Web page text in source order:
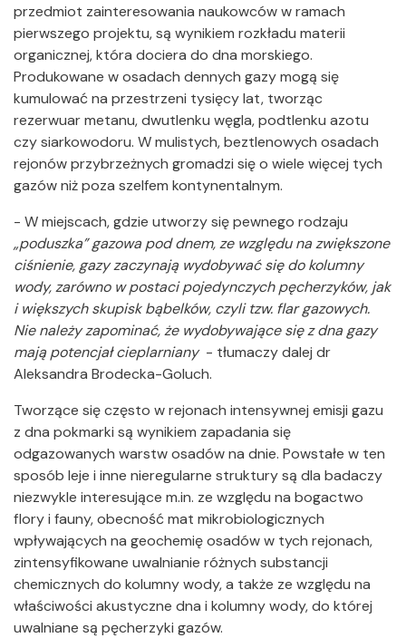
przedmiot zainteresowania naukowców w ramach
pierwszego projektu, są wynikiem rozkładu materii
organicznej, która dociera do dna morskiego.
Produkowane w osadach dennych gazy mogą się
kumulować na przestrzeni tysięcy lat, tworząc
rezerwuar metanu, dwutlenku węgla, podtlenku azotu
czy siarkowodoru. W mulistych, beztlenowych osadach
rejonów przybrzeżnych gromadzi się o wiele więcej tych
gazów niż poza szelfem kontynentalnym.
- W miejscach, gdzie utworzy się pewnego rodzaju
„poduszka” gazowa pod dnem, ze względu na zwiększone
ciśnienie, gazy zaczynają wydobywać się do kolumny
wody, zarówno w postaci pojedynczych pęcherzyków, jak
i większych skupisk bąbelków, czyli tzw. flar gazowych.
Nie należy zapominać, że wydobywające się z dna gazy
mają potencjał cieplarniany - tłumaczy dalej dr
Aleksandra Brodecka-Goluch.
Tworzące się często w rejonach intensywnej emisji gazu
z dna pokmarki są wynikiem zapadania się
odgazowanych warstw osadów na dnie. Powstałe w ten
sposób leje i inne nieregularne struktury są dla badaczy
niezwykle interesujące m.in. ze względu na bogactwo
flory i fauny, obecność mat mikrobiologicznych
wpływających na geochemię osadów w tych rejonach,
zintensyfikowane uwalnianie różnych substancji
chemicznych do kolumny wody, a także ze względu na
właściwości akustyczne dna i kolumny wody, do której
uwalniane są pęcherzyki gazów.